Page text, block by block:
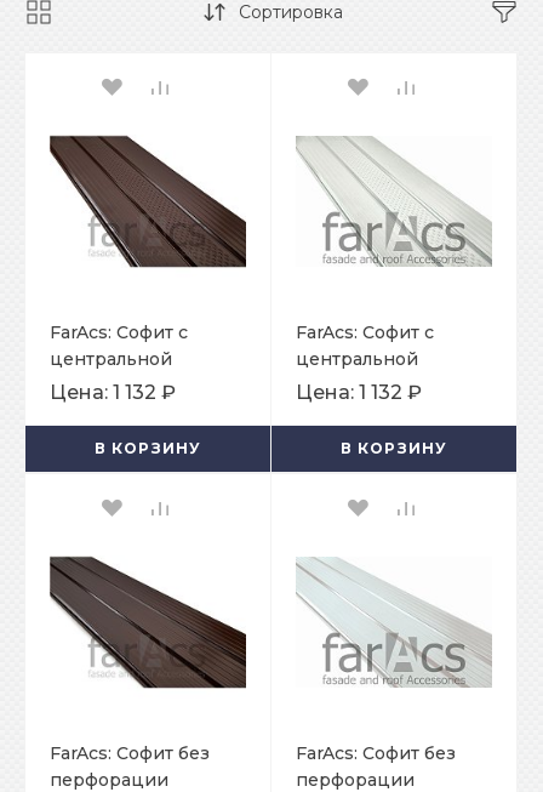
Сортировка
FarAcs: Софит с
центральной
перфорацией
RAL8017
Цена: 1 132 ₽
В КОРЗИНУ
FarAcs: Софит с
центральной
перфорацией
RAL9003
Цена: 1 132 ₽
В КОРЗИНУ
FarAcs: Софит без
перфорации
FarAcs: Софит без
перфорации